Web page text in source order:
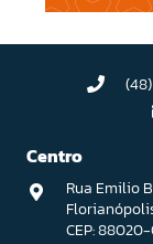
Centro
Rua Emilio
CEP: